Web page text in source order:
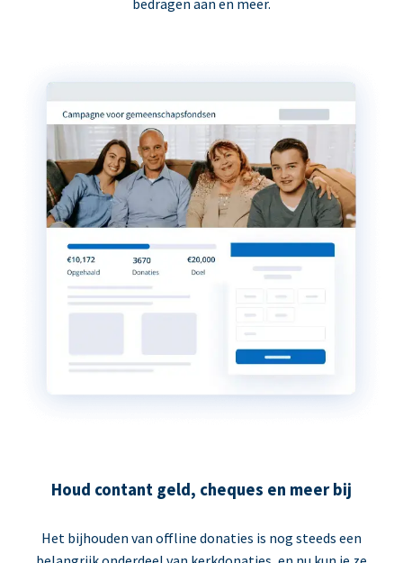
Houd contant geld, cheques en meer bij
Het bijhouden van offline donaties is nog steeds een